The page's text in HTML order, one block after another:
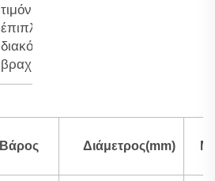
τιμόνι, Τσάντες,
έπιπλα και
διακόσμηση
βραχιολιών...
Βάρος Διάμετρος(mm)